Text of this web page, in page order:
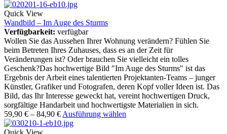
Quick View
Wandbild – Im Auge des Sturms
Verfügbarkeit: verfügbar
Wollen Sie das Aussehen Ihrer Wohnung verändern? Fühlen Sie
beim Betreten Ihres Zuhauses, dass es an der Zeit für
Veränderungen ist? Oder brauchen Sie vielleicht ein tolles
Geschenk?Das hochwertige Bild "Im Auge des Sturms" ist das
Ergebnis der Arbeit eines talentierten Projektanten-Teams – junger
Künstler, Grafiker und Fotografen, deren Kopf voller Ideen ist. Das
Bild, das Ihr Interesse geweckt hat, vereint hochwertigen Druck,
sorgfältige Handarbeit und hochwertigste Materialien in sich.
59,90 € – 84,90 € Ausführung wählen
Quick View